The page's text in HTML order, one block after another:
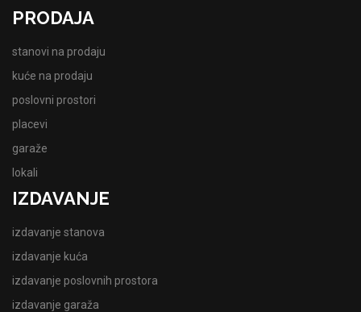
PRODAJA
stanovi na prodaju
kuće na prodaju
poslovni prostori
placevi
garaže
lokali
IZDAVANJE
izdavanje stanova
izdavanje kuća
izdavanje poslovnih prostora
izdavanje garaža